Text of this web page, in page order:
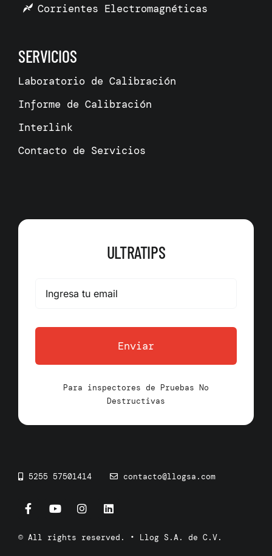
Corrientes Electromagnéticas
SERVICIOS
Laboratorio de Calibración
Informe de Calibración
Interlink
Contacto de Servicios
ULTRATIPS
Enviar
Para inspectores de Pruebas No
Destructivas
5255 57501414 contacto@llogsa.com
© All rights reserved. • Llog S.A. de C.V.